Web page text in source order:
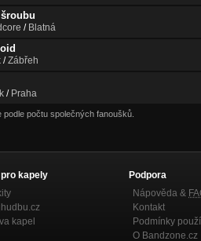
/ Blatná
/Zábřeh
/ Praha
podle počtu společných fanoušků.
kapely
kapel
Podpora
Nápověda &
Kontakt
Podmínky
O Bandzone.cz